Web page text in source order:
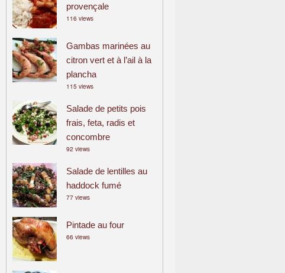
provençale
116 views
Gambas marinées au
citron vert et à l’ail à la
plancha
115 views
Salade de petits pois
frais, feta, radis et
concombre
92 views
Salade de lentilles au
haddock fumé
77 views
Pintade au four
66 views